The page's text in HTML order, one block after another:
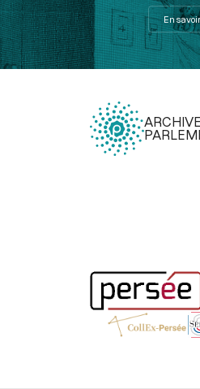
En